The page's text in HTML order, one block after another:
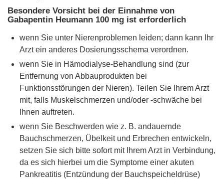
Besondere Vorsicht bei der Einnahme von
Gabapentin Heumann 100 mg ist erforderlich
wenn Sie unter Nierenproblemen leiden; dann kann Ihr
Arzt ein anderes Dosierungsschema verordnen.
wenn Sie in Hämodialyse-Behandlung sind (zur
Entfernung von Abbauprodukten bei
Funktionsstörungen der Nieren). Teilen Sie Ihrem Arzt
mit, falls Muskelschmerzen und/oder -schwäche bei
Ihnen auftreten.
wenn Sie Beschwerden wie z. B. andauernde
Bauchschmerzen, Übelkeit und Erbrechen entwickeln,
setzen Sie sich bitte sofort mit Ihrem Arzt in Verbindung,
da es sich hierbei um die Symptome einer akuten
Pankreatitis (Entzündung der Bauchspeicheldrüse)